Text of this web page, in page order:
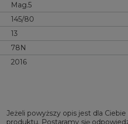
Mag.5
145/80
13
78N
2016
Jeżeli powyższy opis jest dla
produktu. Postaramy się